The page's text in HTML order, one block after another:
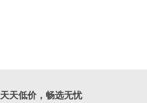
天天低价，畅选无忧